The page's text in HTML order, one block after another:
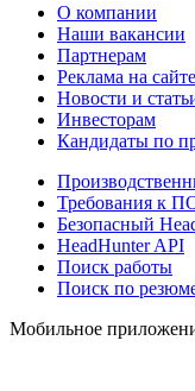
О компании
Наши вакансии
Партнерам
Реклама на сайте
Новости и
Инвесторам
Кандидаты по
Требования к
Безопасный
HeadHunter API
Поиск работы
Поиск по
Мобильное